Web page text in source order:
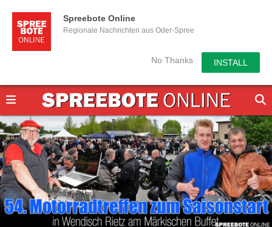
Spreebote Online
Regionale Nachrichten aus Oder-Spree
No Thanks INSTALL